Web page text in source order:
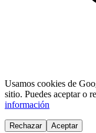
Usamos cookies de
sitio. Puedes aceptar o
información
Rechazar Aceptar